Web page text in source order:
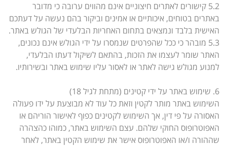
5.2 קישורים לאתרים חיצוניים אינם מהווים ערובה כי מדובר
באתרים בטוחים, איכותיים או אמינים וביקור בהם נעשה על דעתכם
האישית בלבד ונמצאים בתחום האחריות הבלעדי של הגולש באתר.
5.3 מובהר כי ככל שהפרטים שנמסרו על ידי הגולש אינם נכונים,
האתר שומר לעצמו את הזכות, בהתאם לשיקול דעתו הבלעדי,
למנוע מגולש גישה לאתר או לאסור עליו שימוש באתר ובשירותיו.
6. שימוש באתר על ידי קטינים (מתחת לגיל 18)
השימוש באתר מותר לקטין וזאת כל עוד לא מבוצעת על ידו פעולה
האסורה על פי דין, אך השימוש לקטינים כפוף לאישור הוריהם או
האפוטרופוס החוקי שלהם. עצם השימוש באתר, כמוהו כהצהרה
שההורה ו/או האפוטרופוס אישר את שימוש הקטין באתר, לאחר